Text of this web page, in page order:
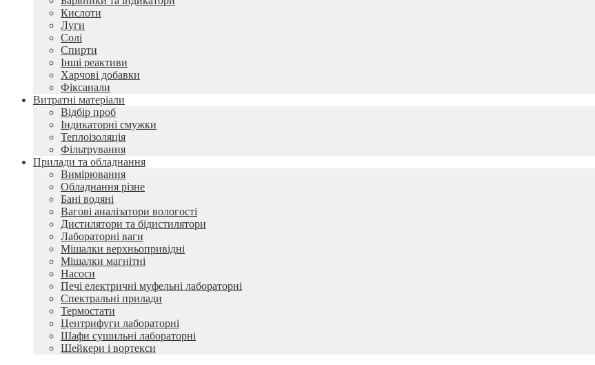
Кислоти
Луги
Солі
Спирти
Інші реактиви
Харчові добавки
Фіксанали
Витратні матеріали
Відбір проб
Індикаторні смужки
Теплоізоляція
Фільтрування
Прилади та обладнання
Вимірювання
Обладнання різне
Бані водяні
Вагові аналізатори вологості
Дистилятори та бідистилятори
Лабораторні ваги
Мішалки верхньопривідні
Мішалки магнітні
Насоси
Печі електричні муфельні лабораторні
Спектральні прилади
Термостати
Центрифуги лабораторні
Шафи сушильні лабораторні
Шейкери і вортекси